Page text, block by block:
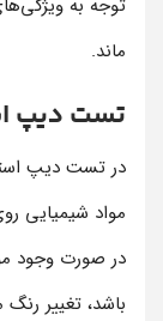
توجه به
ماند.
تست دیپ
در تست دیپ
مواد شیمیایی
در صورت وجود
باشد، تغییر